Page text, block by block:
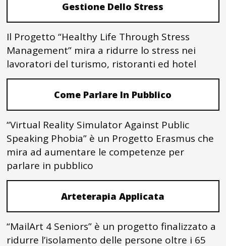
Gestione Dello Stress
Il Progetto “Healthy Life Through Stress
Management” mira a ridurre lo stress nei
lavoratori del turismo, ristoranti ed hotel
Come Parlare In Pubblico
“Virtual Reality Simulator Against Public
Speaking Phobia” è un Progetto Erasmus che
mira ad aumentare le competenze per
parlare in pubblico
Arteterapia Applicata
“MailArt 4 Seniors” è un progetto finalizzato a
ridurre l’isolamento delle persone oltre i 65